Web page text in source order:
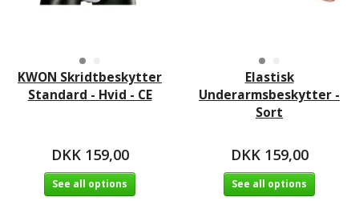
KWON Skridtbeskytter
Standard - Hvid - CE
DKK 159,00
See all options
Elastisk
Underarmsbeskytter -
Sort
DKK 159,00
See all options